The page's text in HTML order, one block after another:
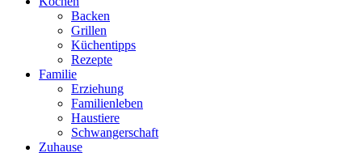
Backen
Grillen
Küchentipps
Rezepte
Familie
Erziehung
Familienleben
Haustiere
Schwangerschaft
Zuhause